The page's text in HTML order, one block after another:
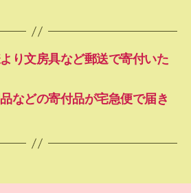
り文房具など郵送で寄付いた
などの寄付品が宅急便で届き